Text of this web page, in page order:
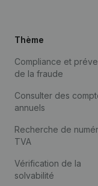
Thème
Compliance et
de la fraude
Consulter des
annuels
Recherche de
TVA
Vérification de la
solvabilité